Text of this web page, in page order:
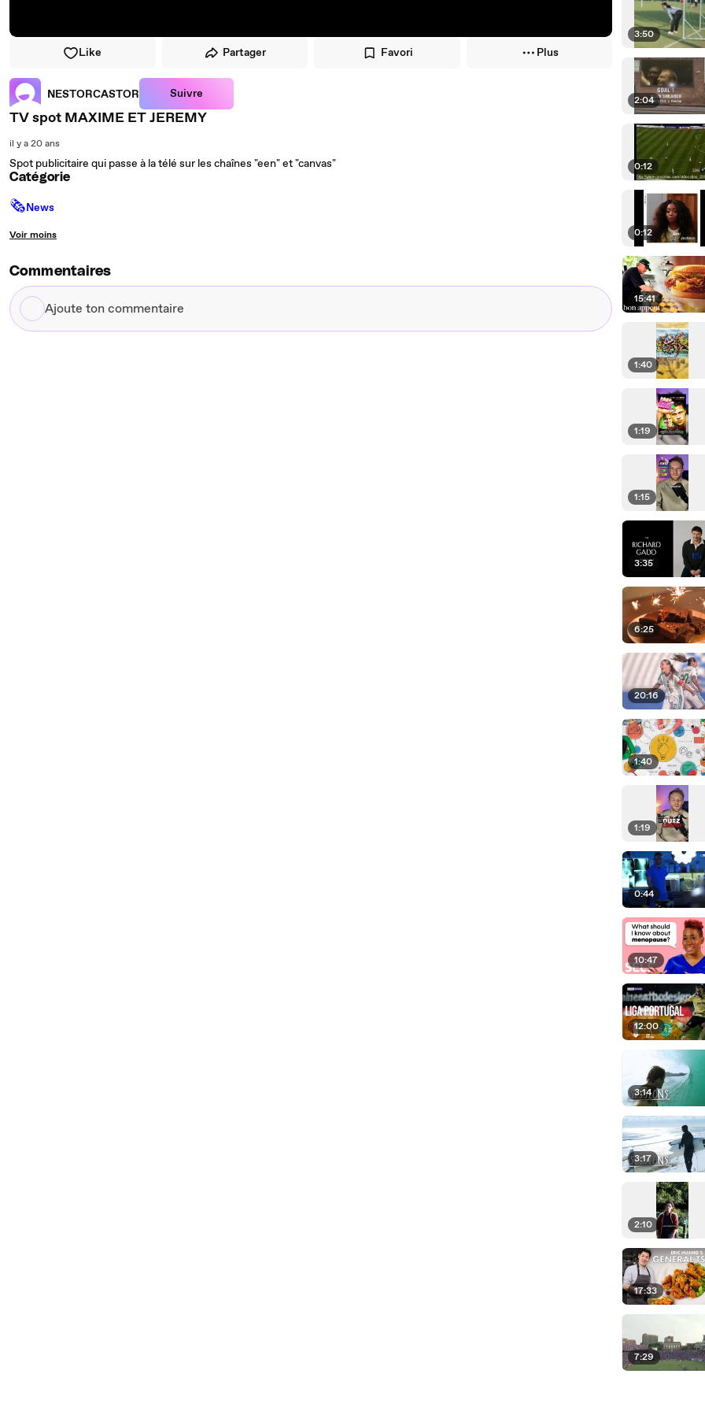
Like Partager Favori Plus
NESTORCASTOR Suivre
TV spot MAXIME ET JEREMY
il y a 20 ans
Spot publicitaire qui passe à la télé sur les chaînes "een" et "canvas"
Catégorie
🗞News
Voir moins
Commentaires
Ajoute
ton
3:50
2:04
0:12
0:12
15:41
1:40
1:19
1:15
3:35
6:25
20:16
1:40
1:19
0:44
10:47
12:00
3:14
3:17
2:10
17:33
7:29